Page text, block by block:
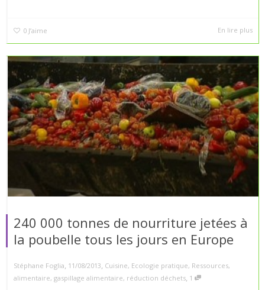
0 J’aime En lire plus
240 000 tonnes de nourriture jetées à
la poubelle tous les jours en Europe
Stéphane Foglia, 11/08/2013, Cuisine, Ecologie pratique, Ressources,
alimentaire, gaspillage alimentaire, réduction déchets, 1